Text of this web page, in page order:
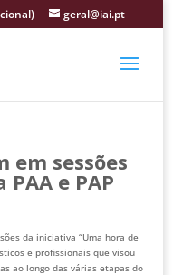
geral@iai.pt
em sessões
e PAP
da iniciativa “Uma hora de
e profissionais que visou
ao longo das várias etapas do